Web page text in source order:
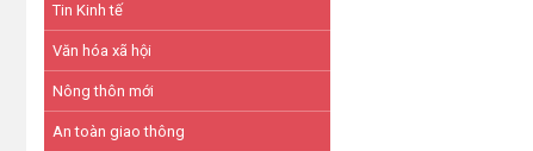
Tin Kinh tế
Văn hóa xã hội
Nông thôn mới
An toàn giao thông